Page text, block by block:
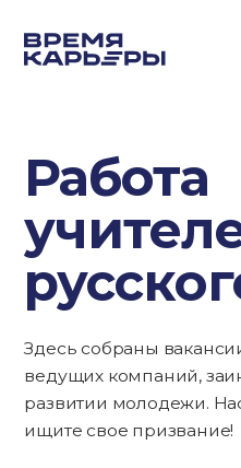
Работа
Здесь собраны
ведущих компаний,
развитии молодежи.
ищите свое призвание!